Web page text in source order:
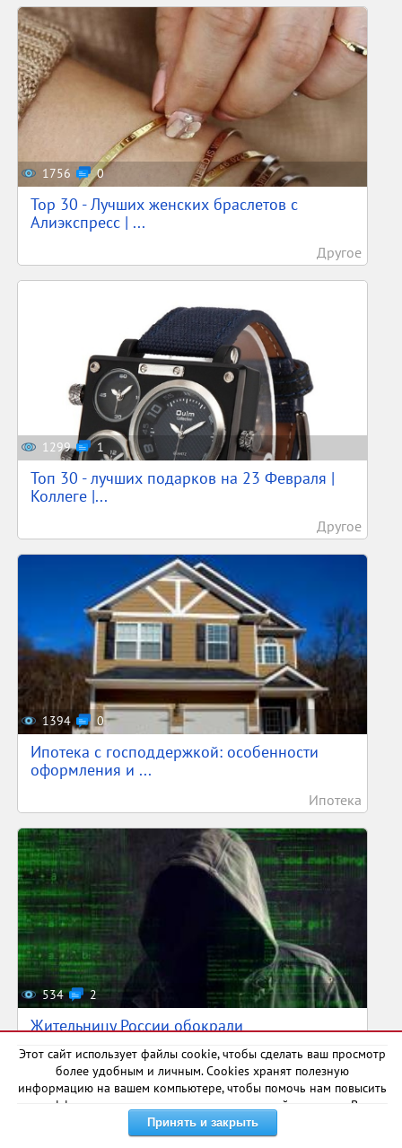
1756 0
Top 30 - Лучших женских браслетов с
Алиэкспресс | ...
Другое
1299 1
Топ 30 - лучших подарков на 23 Февраля |
Коллеге |...
Другое
1394 0
Ипотека с господдержкой: особенности
оформления и ...
Ипотека
534 2
Жительницу России обокрали
Криптовалюта
Этот сайт использует файлы cookie, чтобы сделать ваш просмотр
более удобным и личным. Cookies хранят полезную
информацию на вашем компьютере, чтобы помочь нам повысить
эффективность и актуальность нашего сайта для вас. В
некоторых случаях они необходимы для правильной работы
сайта.